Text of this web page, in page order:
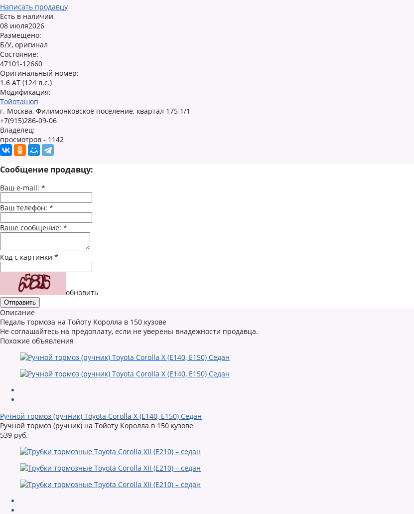
Написать продавцу
Есть в наличии
08 июля2026
Размещено:
Б/У, оригинал
Состояние:
47101-12660
Оригинальный номер:
1.6 AT (124 л.с.)
Модификация:
Тойоташоп
г. Москва, Филимонковское поселение, квартал 175 1/1
+7(915)286-09-06
Владелец:
просмотров - 1142
Сообщение продавцу:
Ваш e-mail: *
Ваш телефон: *
Ваше сообщение: *
Код с картинки *
обновить
Описание
Педаль тормоза на Тойоту Королла в 150 кузове
Не соглашайтесь на предоплату, если не уверены внадежности продавца.
Похожие объявления
Ручной тормоз (ручник) Toyota Corolla X (E140, E150) Седан
Ручной тормоз (ручник) на Тойоту Королла в 150 кузове
539 руб.